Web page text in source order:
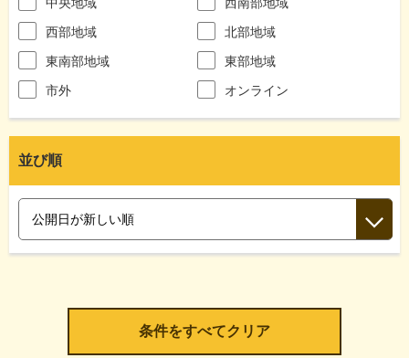
西部地域
北部地域
東南部地域
東部地域
市外
オンライン
並び順